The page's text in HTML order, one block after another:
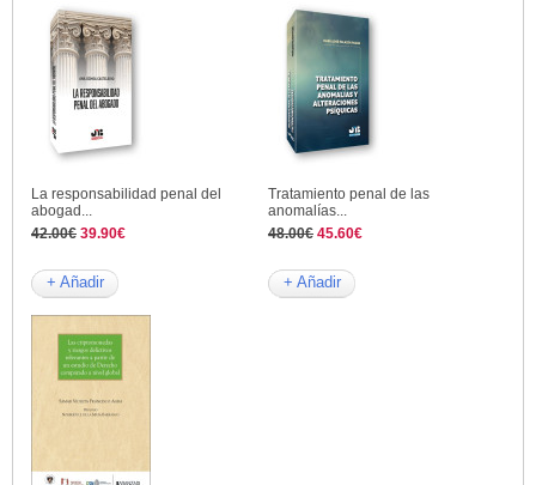
La responsabilidad penal del
abogad...
42.00€ 39.90€
+ Añadir
Tratamiento penal de las
anomalías...
48.00€ 45.60€
+ Añadir